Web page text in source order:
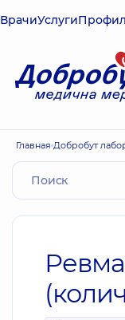
ВрачиУслуги
Главная Добробут